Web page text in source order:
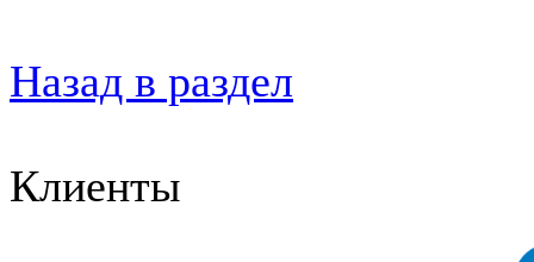
Назад в раздел
Клиенты